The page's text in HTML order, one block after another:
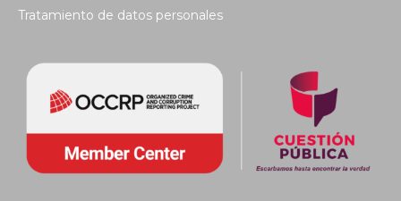
Tratamiento de datos personales